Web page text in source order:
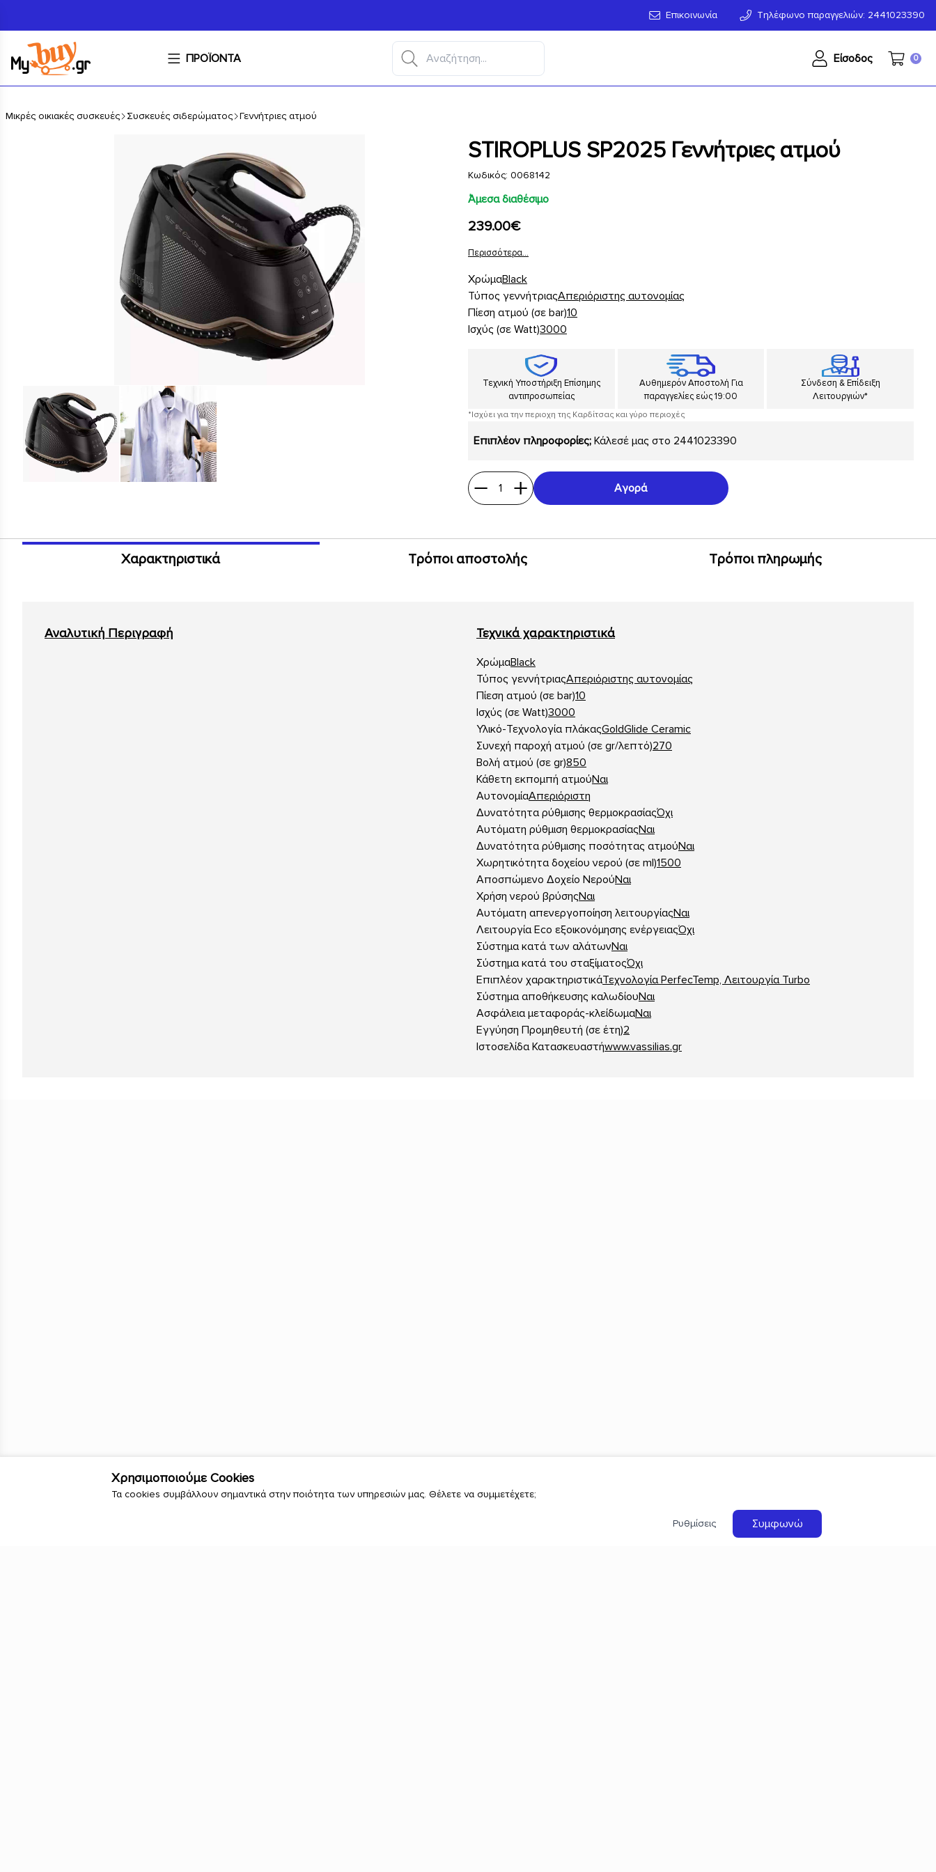
Επικοινωνία Τηλέφωνο παραγγελιών: 2441023390
ΠΡΟΪΟΝΤΑ Είσοδος 0
Μικρές οικιακές συσκευές Συσκευές σιδερώματος Γεννήτριες ατμού
STIROPLUS SP2025 Γεννήτριες ατμού
Κωδικός: 0068142
Άμεσα διαθέσιμο
239.00€
Περισσότερα...
ΧρώμαBlack
Τύπος γεννήτριαςΑπεριόριστης αυτονομίας
Πίεση ατμού (σε bar)10
Ισχύς (σε Watt)3000
Τεχνική Υποστήριξη Επίσημης
αντιπροσωπείας
Αυθημερόν Αποστολή Για
παραγγελίες εώς 19:00
Σύνδεση & Επίδειξη
Λειτουργιών*
*Ισχύει για την περιοχη της Καρδίτσας και γύρο περιοχές
Επιπλέον πληροφορίες; Κάλεσέ μας στο 2441023390
1 Αγορά
Χαρακτηριστικά Τρόποι αποστολής Τρόποι πληρωμής
Αναλυτική Περιγραφή Τεχνικά χαρακτηριστικά
ΧρώμαBlack
Τύπος γεννήτριαςΑπεριόριστης αυτονομίας
Πίεση ατμού (σε bar)10
Ισχύς (σε Watt)3000
Υλικό-Τεχνολογία πλάκαςGoldGlide Ceramic
Συνεχή παροχή ατμού (σε gr/λεπτό)270
Βολή ατμού (σε gr)850
Κάθετη εκπομπή ατμούΝαι
ΑυτονομίαΑπεριόριστη
Δυνατότητα ρύθμισης θερμοκρασίαςΌχι
Αυτόματη ρύθμιση θερμοκρασίαςΝαι
Δυνατότητα ρύθμισης ποσότητας ατμούΝαι
Χωρητικότητα δοχείου νερού (σε ml)1500
Αποσπώμενο Δοχείο ΝερούΝαι
Χρήση νερού βρύσηςΝαι
Αυτόματη απενεργοποίηση λειτουργίαςΝαι
Λειτουργία Eco εξοικονόμησης ενέργειαςΌχι
Σύστημα κατά των αλάτωνΝαι
Σύστημα κατά του σταξίματοςΌχι
Επιπλέον χαρακτηριστικάΤεχνολογία PerfecTemp, Λειτουργία Turbo
Σύστημα αποθήκευσης καλωδίουΝαι
Ασφάλεια μεταφοράς-κλείδωμαΝαι
Εγγύηση Προμηθευτή (σε έτη)2
Ιστοσελίδα Κατασκευαστήwww.vassilias.gr
Χρησιμοποιούμε Cookies
Τα cookies συμβάλλουν σημαντικά στην ποιότητα των υπηρεσιών μας. Θέλετε να συμμετέχετε;
Ρυθμίσεις Συμφωνώ